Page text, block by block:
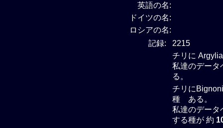
英語の名:
ドイツの名:
ロシアの名:
記録:
2215
チリに
私達のデータ
る。
チリに
種 ある。
私達のデータ
する種が 約